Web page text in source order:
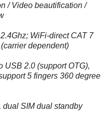
/ Video beautification /
WiFi-direct CAT 7
dependent)
USB 2.0 (support OTG),
5 fingers 360 degree
dual SIM dual standby